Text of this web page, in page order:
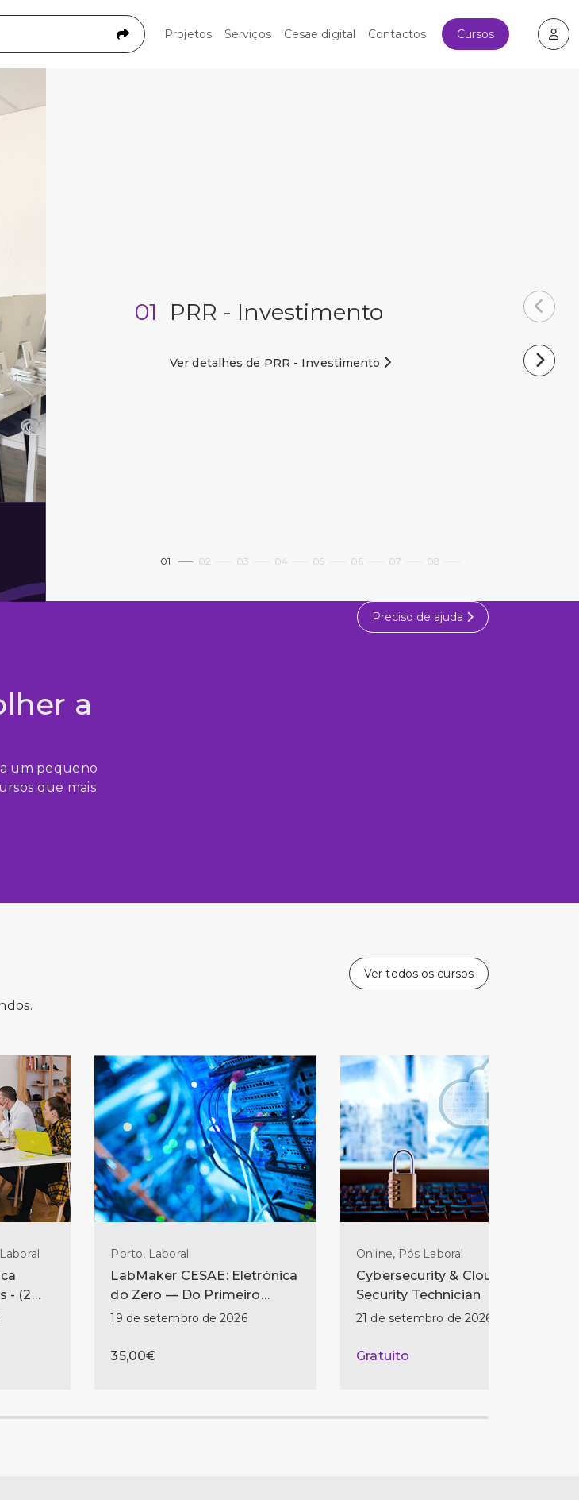
Projetos Serviços Cesae digital Contactos Cursos
01 02 03 04 05 06 07 08
01 PRR - Investimento
Ver detalhes de PRR - Investimento
a
um pequeno
que mais
Preciso de ajuda
Ver todos os cursos
- (2
Porto, Laboral
LabMaker CESAE: Eletrónica
do Zero — Do Primeiro
Circuito ao Primeiro Projeto
19 de setembro de 2026
35,00€
Online, Pós Laboral
Cybersecurity & Cloud
Security Technician
21 de setembro de 2026
Gratuito